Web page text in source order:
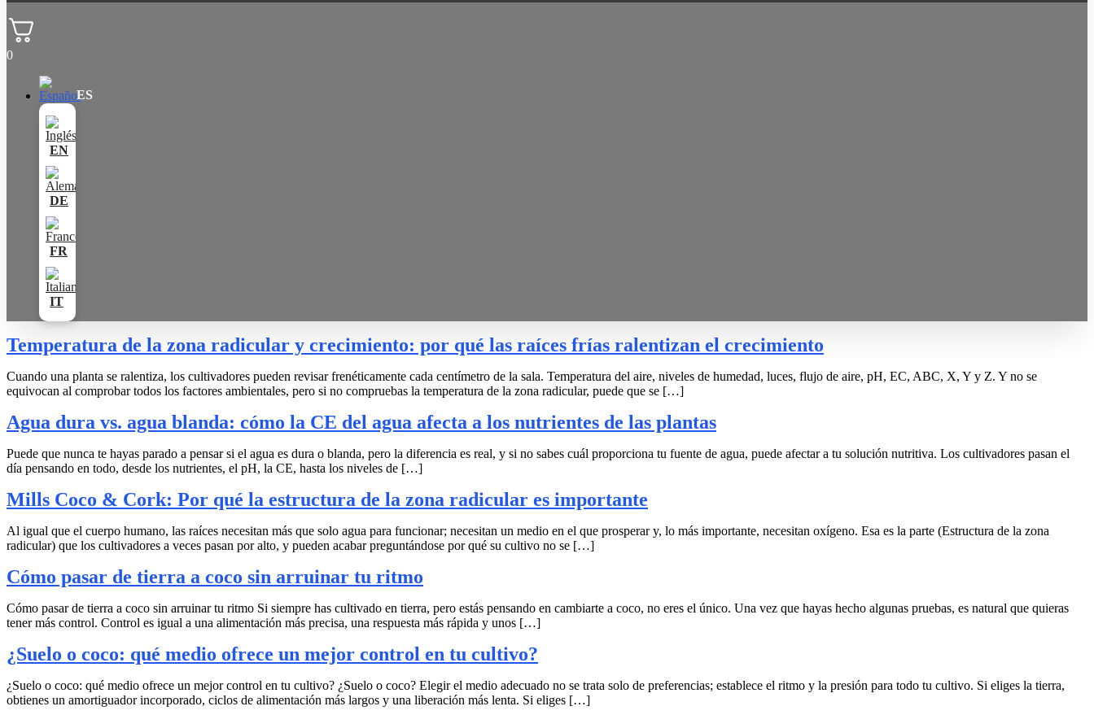
0
Temperatura de la zona radicular y crecimiento: por qué las raíces frías ralentizan el crecimiento
Cuando una planta se ralentiza, los cultivadores pueden revisar frenéticamente cada centímetro de la sala. Temperatura del aire, niveles de humedad, luces, flujo de aire, pH, EC, ABC, X, Y y Z. Y no se
equivocan al comprobar todos los factores ambientales, pero si no compruebas la temperatura de la zona radicular, puede que se […]
Agua dura vs. agua blanda: cómo la CE del agua afecta a los nutrientes de las plantas
Puede que nunca te hayas parado a pensar si el agua es dura o blanda, pero la diferencia es real, y si no sabes cuál proporciona tu fuente de agua, puede afectar a tu solución nutritiva. Los cultivadores pasan el
día pensando en todo, desde los nutrientes, el pH, la CE, hasta los niveles de […]
Mills Coco & Cork: Por qué la estructura de la zona radicular es importante
Al igual que el cuerpo humano, las raíces necesitan más que solo agua para funcionar; necesitan un medio en el que prosperar y, lo más importante, necesitan oxígeno. Esa es la parte (Estructura de la zona
radicular) que los cultivadores a veces pasan por alto, y pueden acabar preguntándose por qué su cultivo no se […]
Cómo pasar de tierra a coco sin arruinar tu ritmo
Cómo pasar de tierra a coco sin arruinar tu ritmo Si siempre has cultivado en tierra, pero estás pensando en cambiarte a coco, no eres el único. Una vez que hayas hecho algunas pruebas, es natural que quieras
tener más control. Control es igual a una alimentación más precisa, una respuesta más rápida y unos […]
¿Suelo o coco: qué medio ofrece un mejor control en tu cultivo?
¿Suelo o coco: qué medio ofrece un mejor control en tu cultivo? ¿Suelo o coco? Elegir el medio adecuado no se trata solo de preferencias; establece el ritmo y la presión para todo tu cultivo. Si eliges la tierra,
obtienes un amortiguador incorporado, ciclos de alimentación más largos y una liberación más lenta. Si eliges […]